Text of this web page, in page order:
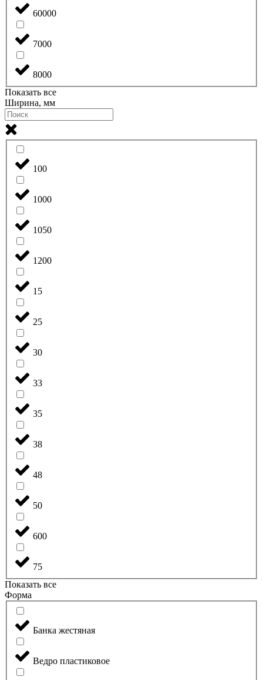
60000
7000
8000
Показать все
Ширина, мм
100
1000
1050
1200
15
25
30
33
35
38
48
50
600
75
Показать все
Форма
Банка жестяная
Ведро пластиковое